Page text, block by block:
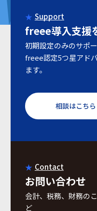
Support
freee導入支援
初期設定のみのサポ
freee認定5つ星アド
ます。
相談はこちら
Contact
お問い合わせ
会計、税務、財務の
ど